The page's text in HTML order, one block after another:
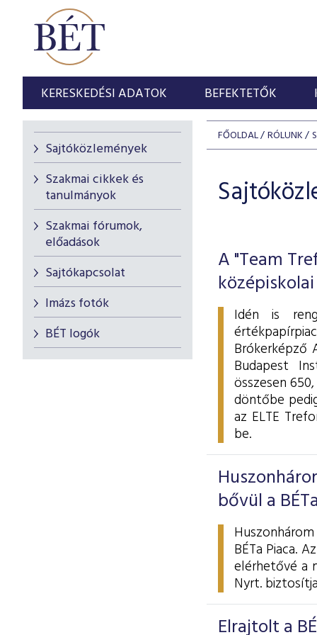
KERESKEDÉSI ADATOK BEFEKTETŐK
Sajtóközlemények
Szakmai cikkek és
tanulmányok
Szakmai fórumok,
előadások
Sajtókapcsolat
Imázs fotók
BÉT logók
FŐOLDAL RÓLUNK
A "Team
Idén is
Brókerképző
Budapest
összesen
döntőbe
az ELTE
be.
bővül a
BÉTa Piaca.
elérhetővé a
Nyrt.
Elrajtolt a